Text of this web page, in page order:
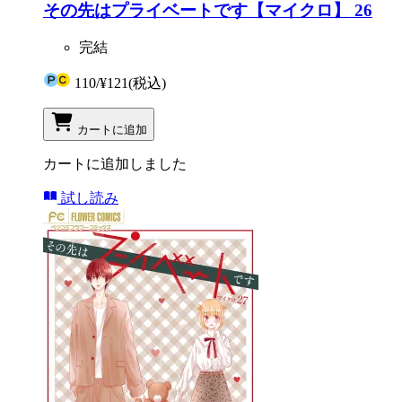
その先はプライベートです【マイクロ】 26
完結
110/¥121(税込)
カートに追加
カートに追加しました
試し読み